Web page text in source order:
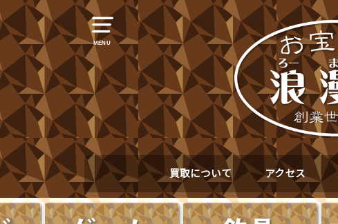
MENU
買取について アクセス